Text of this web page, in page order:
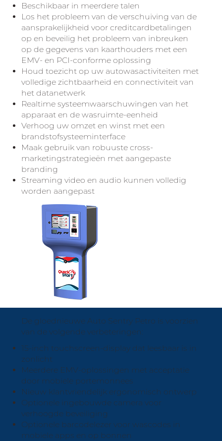
Beschikbaar in meerdere talen
Los het probleem van de verschuiving van de
aansprakelijkheid voor creditcardbetalingen
op en beveilig het probleem van inbreuken
op de gegevens van kaarthouders met een
EMV- en PCI-conforme oplossing
Houd toezicht op uw autowasactiviteiten met
volledige zichtbaarheid en connectiviteit van
het datanetwerk
Realtime systeemwaarschuwingen van het
apparaat en de wasruimte-eenheid
Verhoog uw omzet en winst met een
brandstofsysteeminterface
Maak gebruik van robuuste cross-
marketingstrategieën met aangepaste
branding
Streaming video en audio kunnen volledig
worden aangepast
De gloednieuwe Auto Sentry Petro is voorzien
van de volgende verbeteringen:
15-inch touchscreen-display dat leesbaar is in
zonlicht
Meerdere EMV-oplossingen met acceptatie
door mobiele portemonnees
Nieuw klantvriendelijk ergonomisch ontwerp
Optionele ingebouwde camera voor
verhoogde beveiliging
Optionele barcodelezer voor wascodes in
mobiele apps en op bonnen